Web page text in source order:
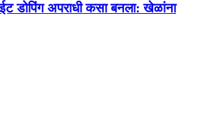
डोपिंग अपराधी कसा बनला: खेळांना